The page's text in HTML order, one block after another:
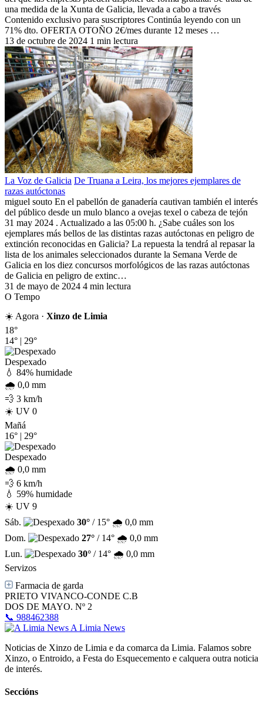
una medida de la Xunta de Galicia, llevada a cabo a través
Contenido exclusivo para suscriptores Continúa leyendo con un
71% dto. OFERTA OTOÑO 2€/mes durante 12 meses …
13 de octubre de 2024 1 min lectura
La Voz de Galicia De Truana a Leira, los mejores ejemplares de
razas autóctonas
miguel souto En el pabellón de ganadería cautivan también el interés
del público desde un mulo blanco a ovejas texel o cabeza de tejón
31 may 2024 . Actualizado a las 05:00 h. ¿Sabe cuáles son los
ejemplares más bellos de las distintas razas autóctonas en peligro de
extinción reconocidas en Galicia? La repuesta la tendrá al repasar la
lista de los animales seleccionados durante la Semana Verde de
Galicia en los diez concursos morfológicos de las razas autóctonas
de Galicia en peligro de extinc…
31 de mayo de 2024 4 min lectura
O Tempo
☀️ Agora · Xinzo de Limia
18°
14° | 29°
Despexado
💧 84% humidade
🌧️ 0,0 mm
💨 3 km/h
☀️ UV 0
Mañá
16° | 29°
Despexado
🌧️ 0,0 mm
💨 6 km/h
💧 59% humidade
☀️ UV 9
Sáb.
30° / 15° 🌧️ 0,0 mm
Dom.
27° / 14° 🌧️ 0,0 mm
Lun.
30° / 14° 🌧️ 0,0 mm
Servizos
Farmacia de garda
PRIETO VIVANCO-CONDE C.B
DOS DE MAYO. Nº 2
📞 988462388
A Limia News
Noticias de Xinzo de Limia e da comarca da Limia. Falamos sobre
Xinzo, o Entroido, a Festa do Esquecemento e calquera outra noticia
de interés.
Seccións